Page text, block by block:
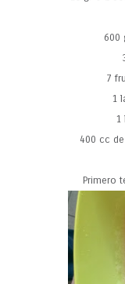
600
7
1
1
400 cc
Primero